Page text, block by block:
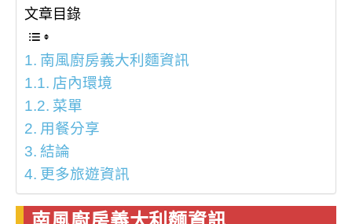
文章目錄
南風廚房義大利麵資訊
店內環境
菜單
用餐分享
結論
更多旅遊資訊